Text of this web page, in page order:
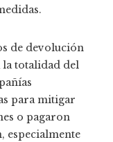
de devolución
totalidad del
para mitigar
o pagaron
especialmente